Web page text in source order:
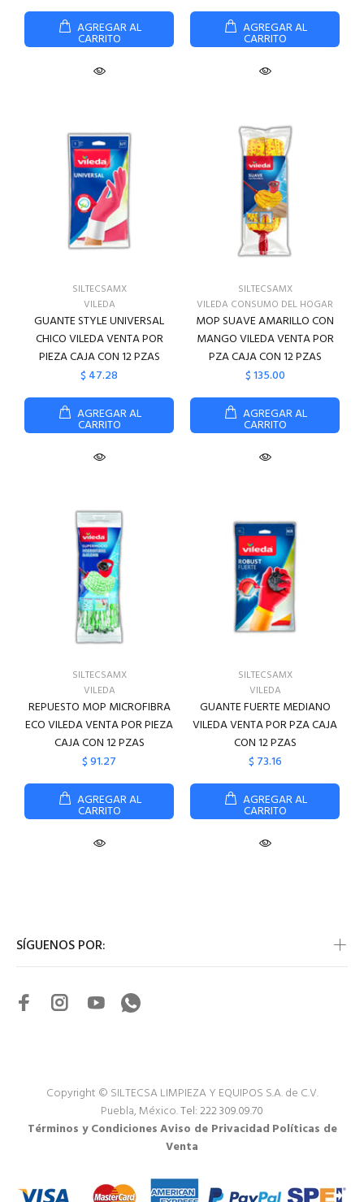
AGREGAR AL
CARRITO
AGREGAR AL
CARRITO
SILTECSAMX
VILEDA
GUANTE STYLE UNIVERSAL
CHICO VILEDA VENTA POR
PIEZA CAJA CON 12 PZAS
$ 47.28
AGREGAR AL
CARRITO
SILTECSAMX
VILEDA CONSUMO DEL HOGAR
MOP SUAVE AMARILLO CON
MANGO VILEDA VENTA POR
PZA CAJA CON 12 PZAS
$ 135.00
AGREGAR AL
CARRITO
SILTECSAMX
VILEDA
REPUESTO MOP MICROFIBRA
ECO VILEDA VENTA POR PIEZA
CAJA CON 12 PZAS
$ 91.27
AGREGAR AL
CARRITO
SILTECSAMX
VILEDA
GUANTE FUERTE MEDIANO
VILEDA VENTA POR PZA CAJA
CON 12 PZAS
$ 73.16
AGREGAR AL
CARRITO
SÍGUENOS POR:
Copyright © SILTECSA LIMPIEZA Y EQUIPOS S.A. de C.V.
Puebla, México.Tel: 222 309.09.70
Términos y CondicionesAviso de Privacidad Políticas de
Venta